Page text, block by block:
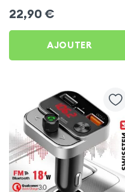
C 60W Blue Star pour
Xiaomi 13T
22,90 €
AJOUTER